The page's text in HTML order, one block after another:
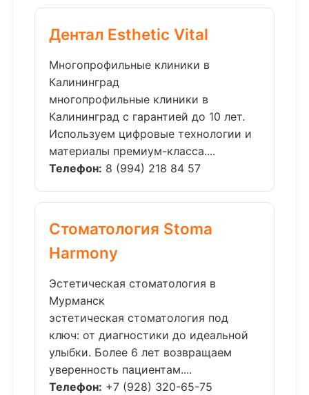
Дентал Esthetic Vital
Многопрофильные клиники в
Калининград
многопрофильные клиники в
Калининград с гарантией до 10 лет.
Используем цифровые технологии и
материалы премиум-класса....
Телефон: 8 (994) 218 84 57
Стоматология Stoma
Harmony
Эстетическая стоматология в
Мурманск
эстетическая стоматология под
ключ: от диагностики до идеальной
улыбки. Более 6 лет возвращаем
уверенность пациентам....
Телефон: +7 (928) 320-65-75